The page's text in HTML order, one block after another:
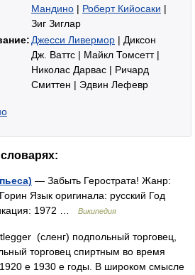
Мандино | Роберт Кийосаки |
Зиг Зиглар
Джесси Ливермор | Диксон
Дж. Ваттс | Майкл Томсетт |
Николас Дарвас | Ричард
Смиттен | Эдвин Лефевр
— Забыть Герострата! Жанр:
Язык оригинала: русский Год
1972 …
Википедия
(сленг) подпольный торговец,
торговец спиртным во время
е 1930 е годы. В широком смысле